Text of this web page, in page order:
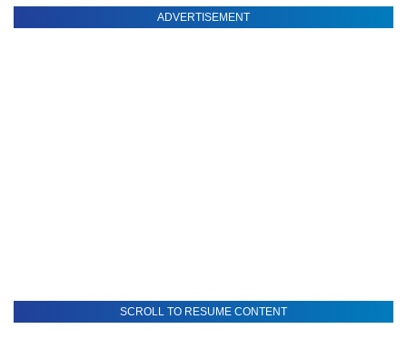
ADVERTISEMENT
SCROLL TO RESUME CONTENT